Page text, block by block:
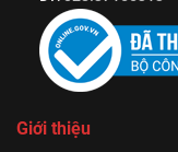
Giới thiệu